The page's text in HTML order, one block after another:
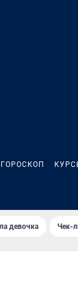
ГОРОСКОП
девочка Чек-